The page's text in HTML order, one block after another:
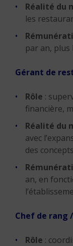
Réalité du
les
par an,
Gérant de
Rôle :
financière,
Réalité du
avec
des
an, en
Chef de rang
Rôle :